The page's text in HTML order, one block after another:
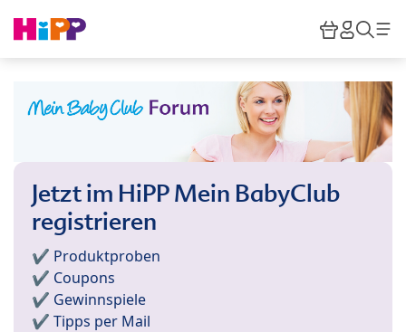
HiPP
Jetzt im HiPP Mein BabyClub
registrieren
✔️ Produktproben
✔️ Coupons
✔️ Gewinnspiele
✔️ Tipps per Mail